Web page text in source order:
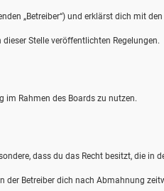
„Betreiber“) und erklärst dich mit
Stelle veröffentlichten Regelungen.
im Rahmen des Boards zu nutzen.
dass du das Recht besitzt, die in
der Betreiber dich nach Abmahnung